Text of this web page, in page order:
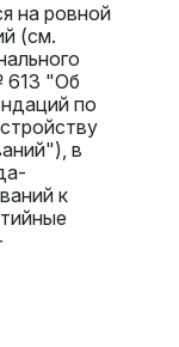
на ровной
(см.
613 "Об
по
в
к